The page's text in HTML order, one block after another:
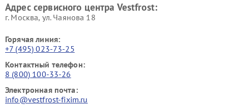
Адрес сервисного центра Vestfrost:
г. Москва, ул. Чаянова 18
Горячая линия:
+7 (495) 023-73-25
Контактный телефон:
8 (800) 100-33-26
Электронная почта:
info@vestfrost-fixim.ru